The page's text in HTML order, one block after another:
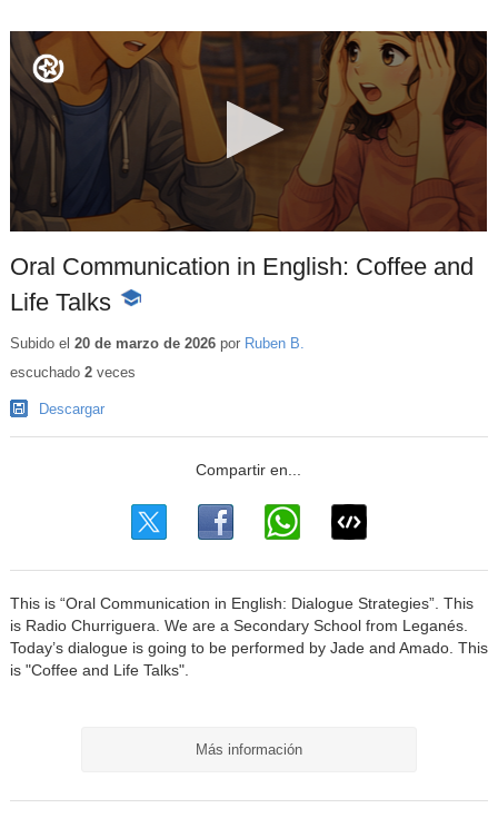
Oral Communication in English: Coffee and
Life Talks -
educativo
Subido el 20 de marzo de 2026por Ruben B.
escuchado 2veces
Descargar
This is “Oral Communication in English: Dialogue Strategies”. This
is Radio Churriguera. We are a Secondary School from Leganés.
Today’s dialogue is going to be performed by Jade and Amado. This
is "Coffee and Life Talks".
Más información